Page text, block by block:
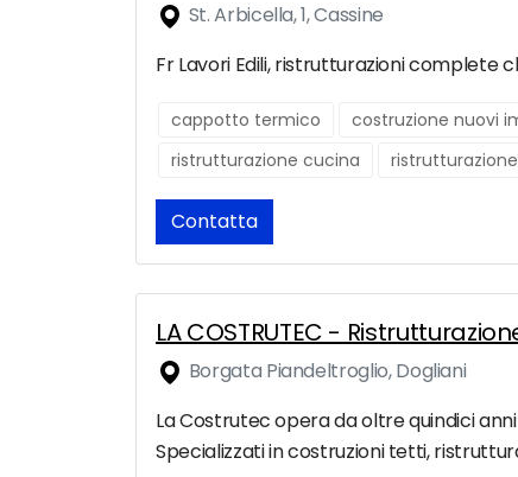
St. Arbicella, 1, Cassine
Fr Lavori Edili, ristrutturazioni complete
cappotto termico costruzione nuovi
ristrutturazione cucina
Contatta
LA COSTRUTEC -
Borgata Piandeltroglio, Dogliani
La Costrutec opera da oltre quindici
Specializzati in costruzioni tetti,